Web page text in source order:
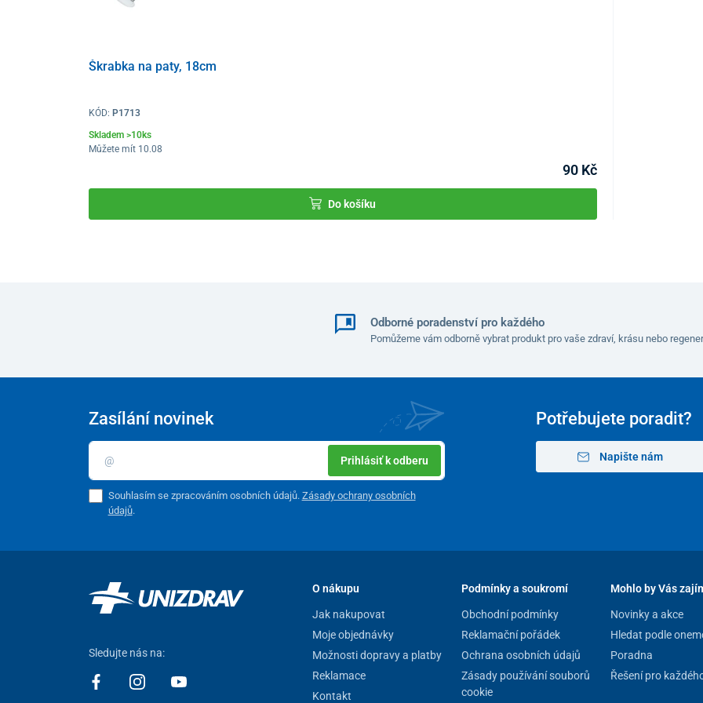
Škrabka na paty, 18cm
KÓD: P1713
Skladem >10ks
Můžete mít 10.08
90 Kč
Do košíku
Odborné poradenství pro každého
Pomůžeme vám odborně vybrat produkt pro vaše zdraví, krásu nebo
Potřebujete poradit?
Napište nám
Zasílání novinek
Prihlásiť k odberu
Souhlasím se zpracováním osobních údajů. Zásady ochrany osobních
údajů.
Sledujte nás na:
O nákupu
Jak nakupovat
Moje objednávky
Možnosti dopravy a platby
Reklamace
Kontakt
Podmínky a soukromí
Obchodní podmínky
Reklamační pořádek
Ochrana osobních údajů
Zásady používání souborů
cookie
Mohlo by Vás
Novinky a akce
Hledat podle
Poradna
Řešení pro